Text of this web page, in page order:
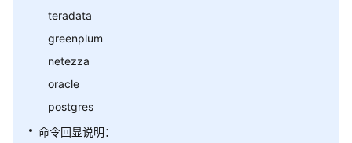
故
teradata
greenplum
netezza
oracle
postgres
命令回显说明：